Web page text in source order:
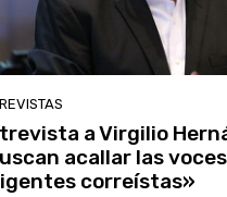
a Virgilio
acallar las
correístas»